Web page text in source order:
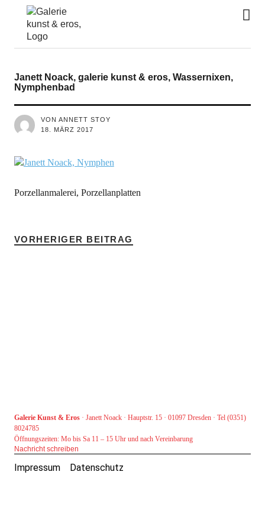
kunst&eros
Janett Noack, galerie kunst & eros, Wassernixen,
Nymphenbad
VON ANNETT STOY
18. MÄRZ 2017
Porzellanmalerei, Porzellanplatten
VORHERIGER BEITRAG
Galerie Kunst & Eros· Janett Noack · Hauptstr. 15 · 01097 Dresden · Tel (0351)
8024785
Öffnungszeiten: Mo bis Sa 11 – 15 Uhr und nach Vereinbarung
Nachricht schreiben
Impressum Datenschutz